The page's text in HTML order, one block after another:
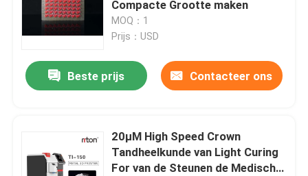
Compacte Grootte maken
MOQ：1
Prijs：USD
Beste prijs Contacteer ons
20μM High Speed Crown
Tandheelkunde van Light Curing
For van de Steunen de Medische